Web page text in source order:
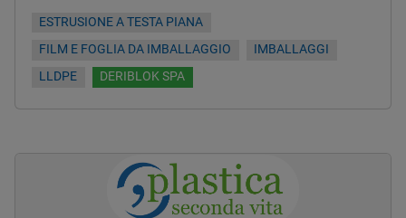
ESTRUSIONE A TESTA PIANA
FILM E FOGLIA DA IMBALLAGGIO
IMBALLAGGI
LLDPE
DERIBLOK SPA